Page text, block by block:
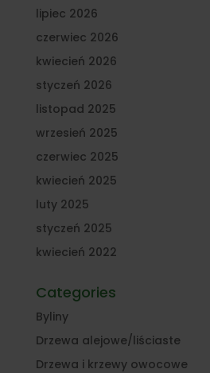
lipiec 2026
czerwiec 2026
kwiecień 2026
styczeń 2026
listopad 2025
wrzesień 2025
czerwiec 2025
kwiecień 2025
luty 2025
styczeń 2025
kwiecień 2022
Categories
Byliny
Drzewa alejowe/liściaste
Drzewa i krzewy owocowe